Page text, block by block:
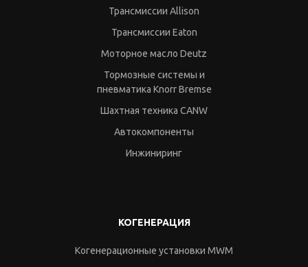
Трансмиссии Allison
Трансмиссии Eaton
Моторное масло Deutz
Тормозные системы и
пневматика Knorr Bremse
Шахтная техника CANW
Автокомпоненты
Инжиниринг
КОГЕНЕРАЦИЯ
Когенерационные установки MWM